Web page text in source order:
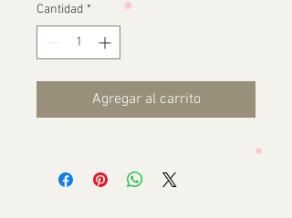
Cantidad *
Agregar al carrito